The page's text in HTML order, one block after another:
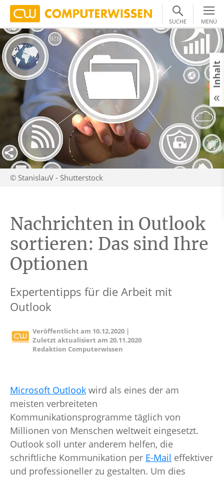
SUCHE MENÜ
© StanislauV - Shutterstock
Nachrichten in Outlook
sortieren: Das sind Ihre
Optionen
Expertentipps für die Arbeit mit
Outlook
Veröffentlicht am 10.12.2020 |
Zuletzt aktualisiert am20.11.2020
Redaktion Computerwissen
Microsoft Outlook wird als eines der am
meisten verbreiteten
Kommunikationsprogramme täglich von
Millionen von Menschen weltweit eingesetzt.
Outlook soll unter anderem helfen, die
schriftliche Kommunikation per E-Mail effektiver
und professioneller zu gestalten. Um dies
Inhalt